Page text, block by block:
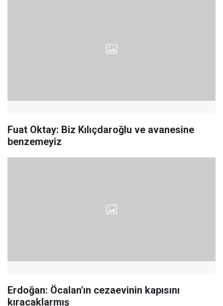
Fuat Oktay: Biz Kılıçdaroğlu ve avanesine
benzemeyiz
Erdoğan: Öcalan'ın cezaevinin kapısını
kıracaklarmış